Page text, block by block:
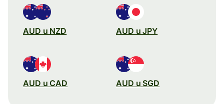
AUD u NZD AUD u JPY
AUD u CAD AUD u SGD